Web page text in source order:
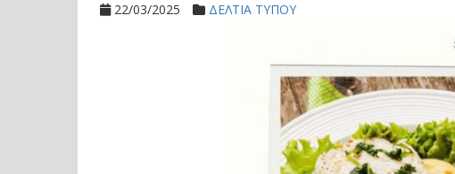
22/03/2025 ΔΕΛΤΙΑ ΤΥΠΟΥ